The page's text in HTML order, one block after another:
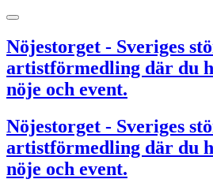
Nöjestorget - Sveriges
artistförmedling där du
nöje och event.
Nöjestorget - Sveriges
artistförmedling där du
nöje och event.